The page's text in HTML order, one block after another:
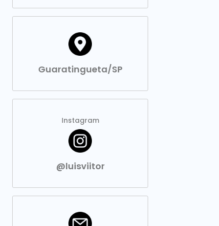
Guaratingueta/SP
Instagram
@luisviitor